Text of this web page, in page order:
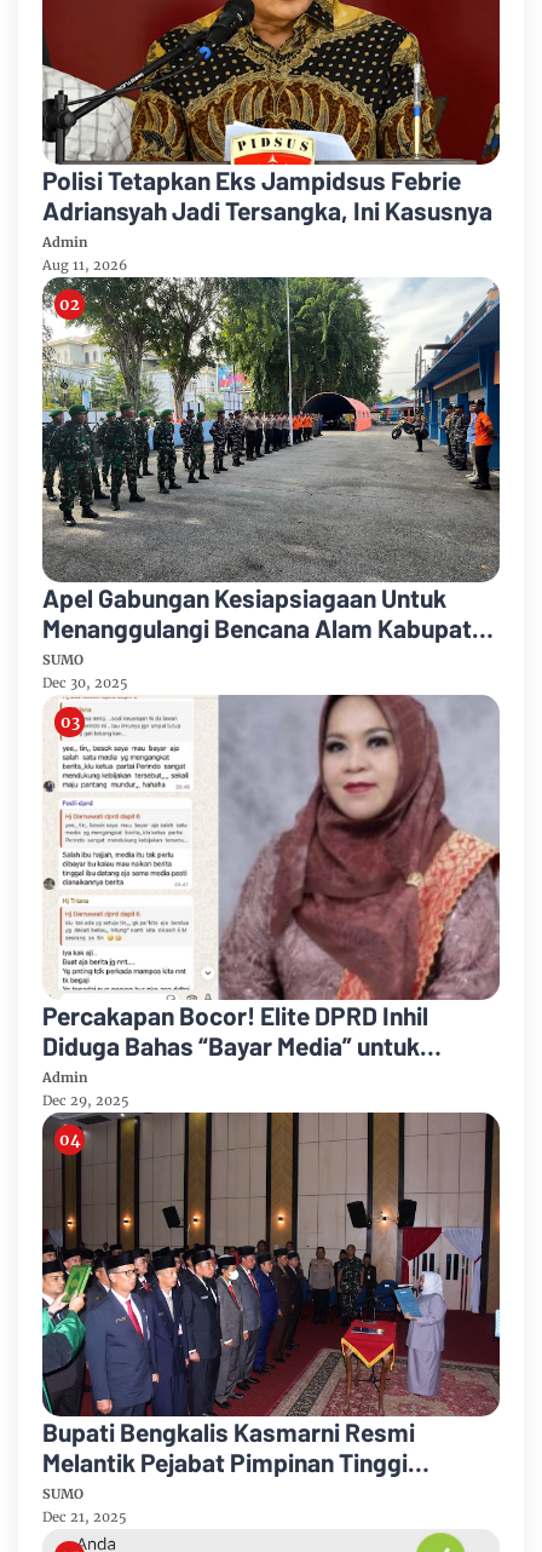
Polisi Tetapkan Eks Jampidsus Febrie
Adriansyah Jadi Tersangka, Ini Kasusnya
Admin
Aug 11, 2026
Apel Gabungan Kesiapsiagaan Untuk
Menanggulangi Bencana Alam Kabupaten
Bengkalis
SUMO
Dec 30, 2025
Percakapan Bocor! Elite DPRD Inhil
Diduga Bahas “Bayar Media” untuk
Dukung Kebijakan
Admin
Dec 29, 2025
Bupati Bengkalis Kasmarni Resmi
Melantik Pejabat Pimpinan Tinggi
Pratama
SUMO
Dec 21, 2025